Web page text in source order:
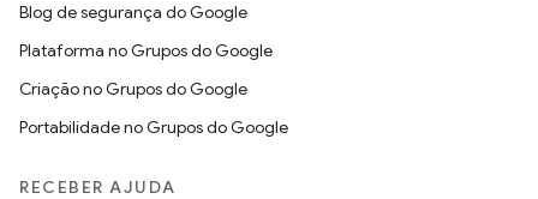
Blog de segurança do Google
Plataforma no Grupos do Google
Criação no Grupos do Google
Portabilidade no Grupos do Google
RECEBER AJUDA